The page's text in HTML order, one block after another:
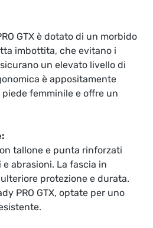
GTX è dotato di un morbido
imbottita, che evitano i
un elevato livello di
è appositamente
femminile e offre un
tallone e punta rinforzati
abrasioni. La fascia in
protezione e durata.
PRO GTX, optate per uno